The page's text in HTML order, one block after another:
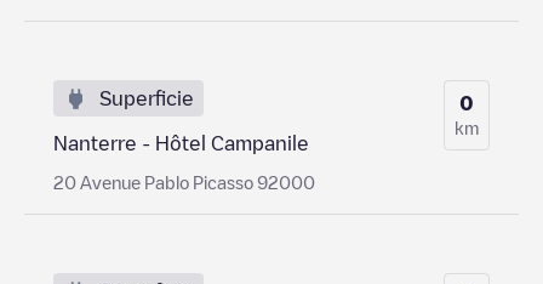
Superficie
Nanterre - Hôtel Campanile
20 Avenue Pablo Picasso 92000
0
km